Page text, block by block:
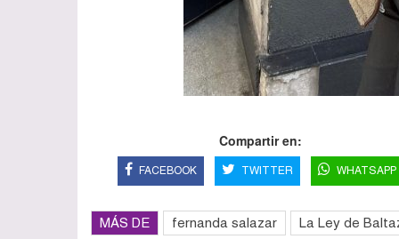
Compartir en:
FACEBOOK TWITTER WHATSAPP
MÁS DE fernanda salazar La Ley de